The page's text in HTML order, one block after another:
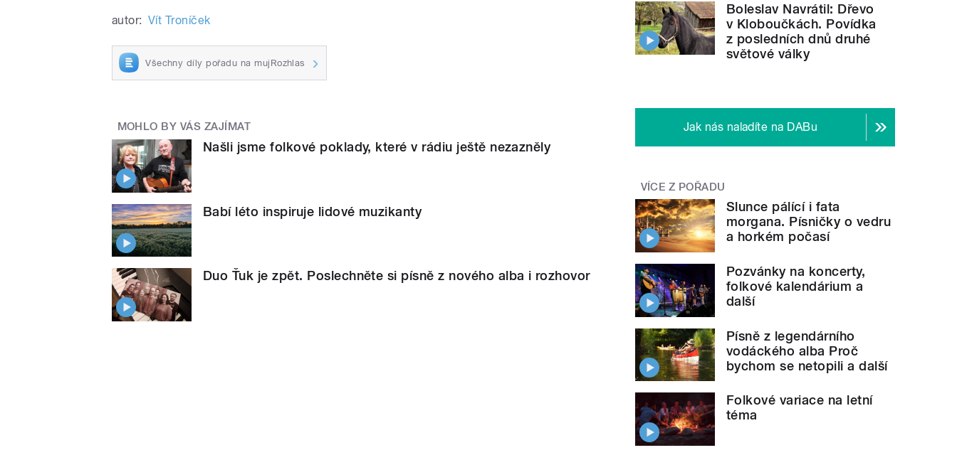
autor: Vít Troníček
Všechny díly pořadu na mujRozhlas
MOHLO BY VÁS ZAJÍMAT
Našli jsme folkové poklady, které v rádiu ještě nezazněly
Babí léto inspiruje lidové muzikanty
Duo Ťuk je zpět. Poslechněte si písně z nového alba i rozhovor
Boleslav Navrátil: Dřevo
v Kloboučkách. Povídka
z posledních dnů druhé
světové války
Jak nás naladíte na DABu
VÍCE Z POŘADU
Slunce pálící i fata
morgana. Písničky o vedru
a horkém počasí
Pozvánky na koncerty,
folkové kalendárium a
další
Písně z legendárního
vodáckého alba Proč
bychom se netopili a další
Folkové variace na letní
téma